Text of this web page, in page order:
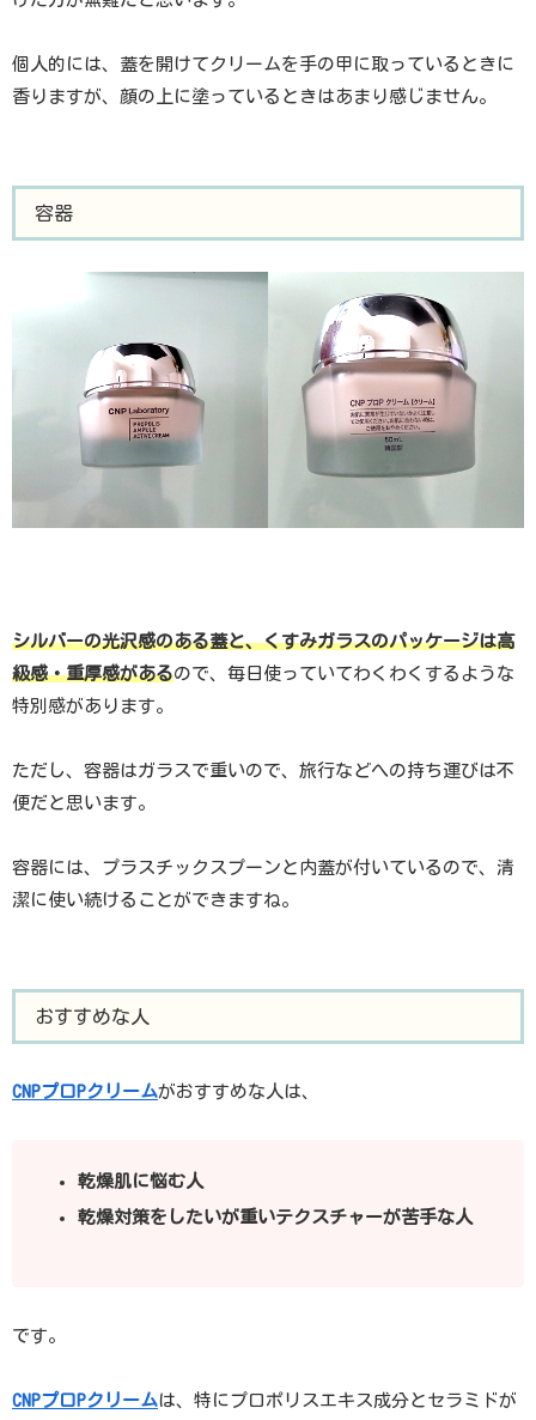
個人的には、蓋を開けてクリームを手の甲に取っているときに
香りますが、顔の上に塗っているときはあまり感じません。
容器
シルバーの光沢感のある蓋と、くすみガラスのパッケージは高
級感・重厚感があるので、毎日使っていてわくわくするような
特別感があります。
ただし、容器はガラスで重いので、旅行などへの持ち運びは不
便だと思います。
容器には、プラスチックスプーンと内蓋が付いているので、清
潔に使い続けることができますね。
おすすめな人
CNPプロPクリームがおすすめな人は、
乾燥肌に悩む人
乾燥対策をしたいが重いテクスチャーが苦手な人
です。
CNPプロPクリームは、特にプロポリスエキス成分とセラミドが